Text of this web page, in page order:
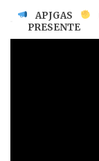
APJGAS
PRESENTE